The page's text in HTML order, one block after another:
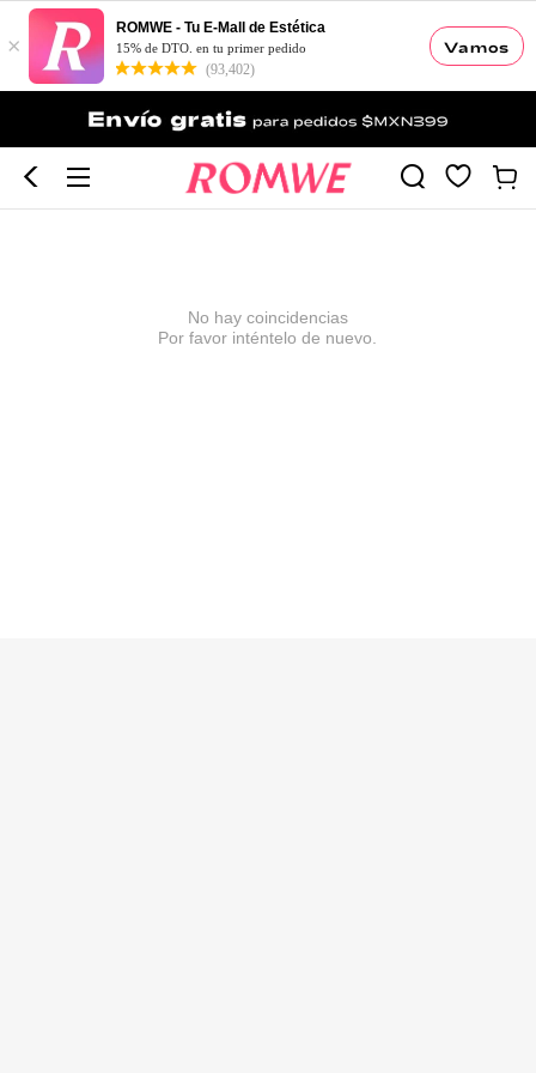
Vamos
×
ROMWE - Tu E-Mall de Estética
15% de DTO. en tu primer pedido
(93,402)
No hay coincidencias
Por favor inténtelo de nuevo.